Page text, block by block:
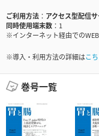
ご利用方法
アクセス型配信サ
同時使用端末数
1
※インターネット経由での
※導入・利用方法の詳細はこ
巻号一覧